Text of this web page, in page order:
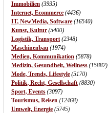
Immobilien (3935)
Internet, Ecommerce (4436)
IT, NewMedia, Software (16540)
Kunst, Kultur (5400)
Logistik, Transport (2348)
Maschinenbau (1974)
Medien, Kommunikation (5878)
Medizin, Gesundheit, Wellness (15882)
Mode, Trends, Lifestyle (5170)
Politik, Recht, Gesellschaft (8830)
Sport, Events (3097)
Tourismus, Reisen (12468)
Umwelt, Energie (5745)